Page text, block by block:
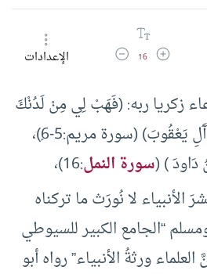
زيادة حجم الخط
16 تقليل حجم الخطالإعدادات
زكريا ربه: (فَهَبْ لِي مِنْ لَدُنْكَ
وَلِيًّا. يَرِثُنِي وَيَرِثُ مِنْ آَلِ يَعْقُوبَ) (سورة مريم:5-6ٍ)،
) (سورة النمل
:16)،
الأنبياء لا نُورَث ما تركناه
“الجامع الكبير للسيوطي
العلماء ورثةُ الأنبياء” رواه أبو